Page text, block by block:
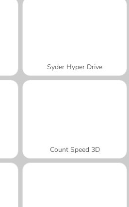
Syder Hyper Drive
Count Speed 3D